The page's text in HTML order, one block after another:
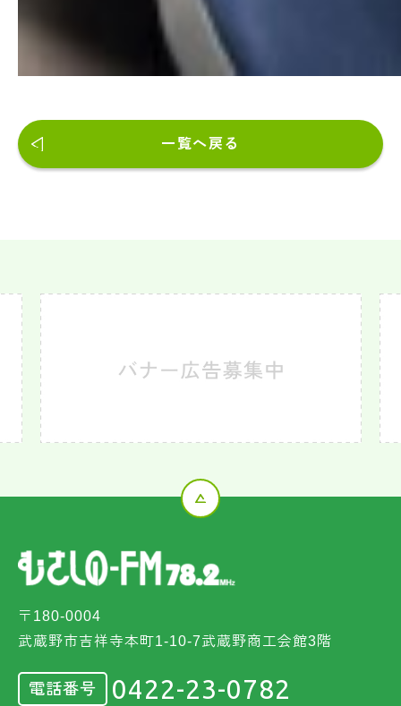
一覧へ戻る
〒180-0004
武蔵野市吉祥寺本町1-10-7武蔵野商工会館3階
電話番号 0422-23-0782